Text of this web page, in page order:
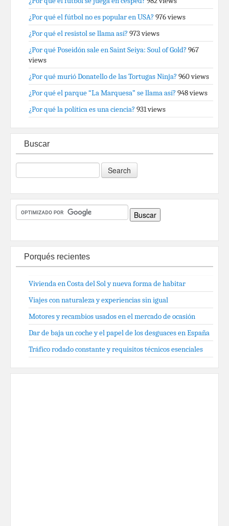
¿Por qué el fútbol no es popular en USA? 976 views
¿Por qué el resistol se llama así? 973 views
¿Por qué Poseidón sale en Saint Seiya: Soul of Gold? 967
views
¿Por qué murió Donatello de las Tortugas Ninja? 960 views
¿Por qué el parque “La Marquesa” se llama así? 948 views
¿Por qué la política es una ciencia? 931 views
Buscar
Porqués recientes
Vivienda en Costa del Sol y nueva forma de habitar
Viajes con naturaleza y experiencias sin igual
Motores y recambios usados en el mercado de ocasión
Dar de baja un coche y el papel de los desguaces en España
Tráfico rodado constante y requisitos técnicos esenciales